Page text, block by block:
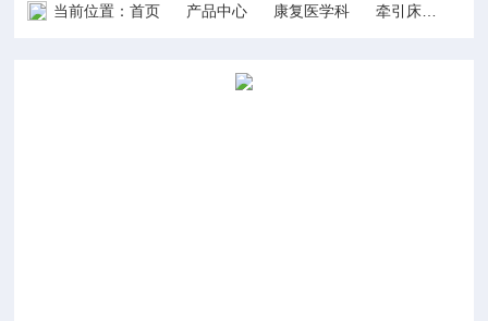
当前位置：首页 产品中心 康复医学科 牵引床